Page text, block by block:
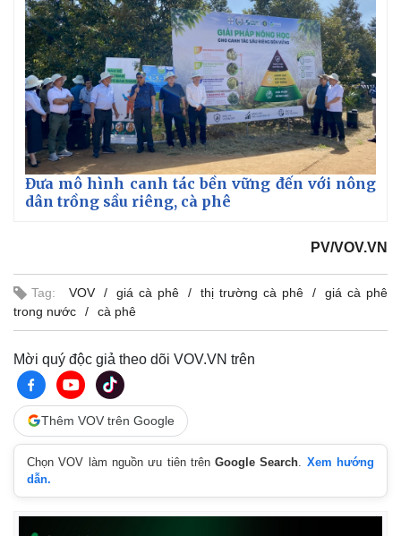
Cuộc sống đó đây
Hồ sơ
Ảnh
Đưa mô hình canh tác bền vững đến với nông
dân trồng sầu riêng, cà phê
PV/VOV.VN
Tag: VOV giá cà phê thị trường cà phê
giá cà phê
trong nước
cà phê
Mời quý độc giả theo dõi VOV.VN trên
Thêm VOV trên Google
Chọn VOV làm nguồn ưu tiên trênGoogle Search
Xem hướng
dẫn.